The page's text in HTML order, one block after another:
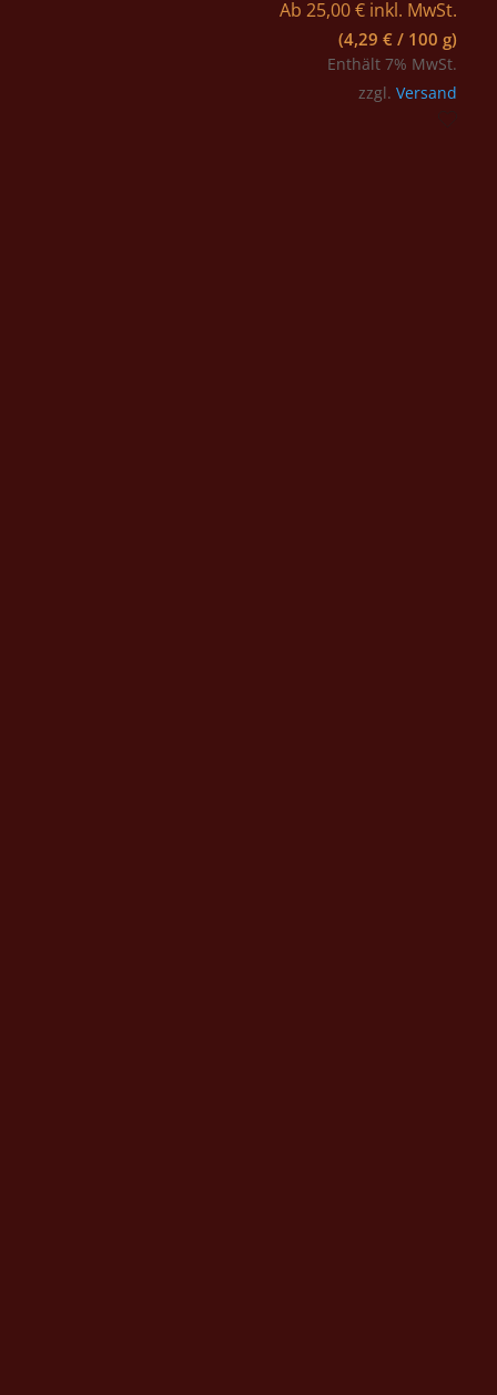
Ab 25,00€ inkl. MwSt.
(4,29 € / 100 g)
Enthält 7% MwSt.
zzgl. Versand